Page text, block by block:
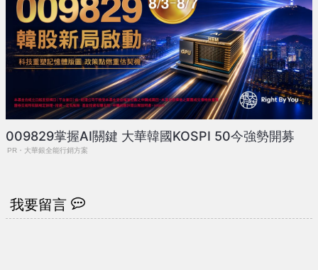
009829掌握AI關鍵 大華韓國KOSPI 50今強勢開募
PR・大華銀全能行銷方案
我要留言